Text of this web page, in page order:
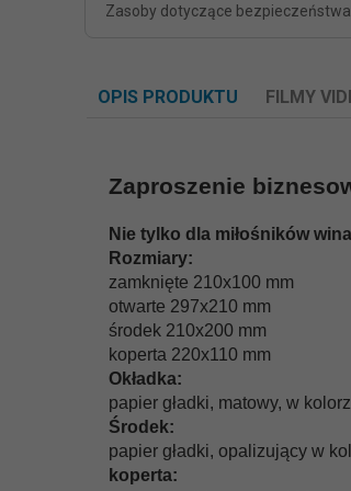
Zasoby dotyczące
OPIS PRODUKTU FILMY
Zaproszenie
Nie tylko dla miłośników wina
Rozmiary:
zamknięte 210x100 mm
otwarte 297x210 mm
środek 210x200 mm
koperta 220x110 mm
Okładka:
papier gładki, matowy, w
Środek:
papier gładki, opalizujący w
koperta: